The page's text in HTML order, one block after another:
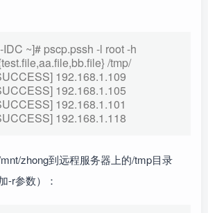
~]# pscp.pssh -l root -h
/tmp/
192.168.1.109
192.168.1.105
192.168.1.101
192.168.1.118
zhong到远程服务器上的/tmp目录
-r参数）：